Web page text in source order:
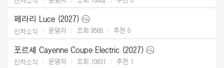
페라리 Luce (2027)
신차소식 운영자 조회 9568 추천 0
포르셰 Cayenne Coupe Electric (2027)
신차소식 운영자 조회 10831 추천 1